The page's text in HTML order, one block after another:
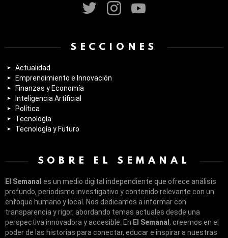
SECCIONES
Actualidad
Emprendimiento e Innovación
Finanzas y Economía
Inteligencia Artificial
Política
Tecnología
Tecnología y Futuro
SOBRE EL SEMANAL
El Semanal es un medio digital independiente que ofrece análisis
profundo, periodismo investigativo y contenido relevante con un
enfoque humano y local. Nos dedicamos a informar con
transparencia y rigor, abordando temas actuales desde una
perspectiva innovadora y accesible. En El Semanal , creemos en el
poder de las historias para conectar, educar e inspirar a nuestras